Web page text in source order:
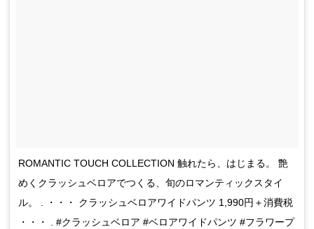
ROMANTIC TOUCH COLLECTION 触れたら、はじまる。 艶
めくクラッシュベロアでつくる、旬のロマンティックスタイ
ル。 . ・・・ クラッシュベロアワイドパンツ 1,990円＋消費税
・・・ . #クラッシュベロア #ベロアワイドパンツ #フラワープ